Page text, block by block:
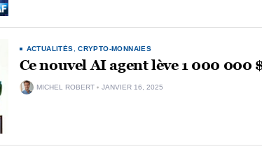
ACTUALITÉS ,CRYPTO-MONNAIES
Ce nouvel AI agent lève 1 000 000
MICHEL ROBERT JANVIER 16, 2025